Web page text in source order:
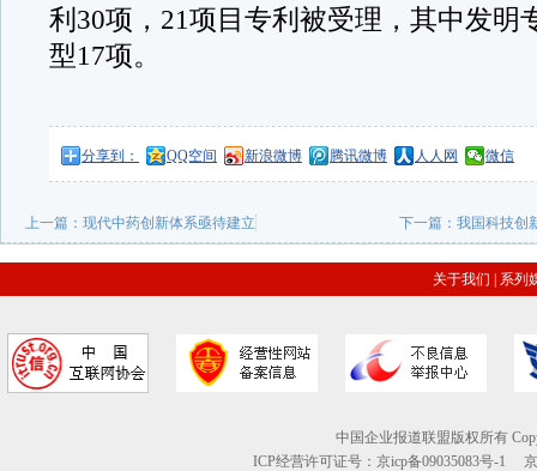
利30项，21项目专利被受理，其中发明
型17项。
分享到： QQ空间 新浪微博 腾讯微博 人人网 微信
上一篇： 现代中药创新体系亟待建立 下一篇：我国科技创
关于我们 系列
中国企业报道联盟版权所有
ICP经营许可证号：京icp备09035083号-1